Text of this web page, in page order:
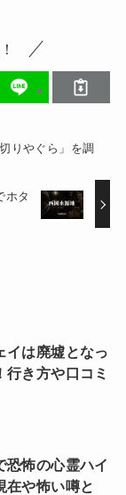
りやぐら」を調
ホタ
イは廃墟となっ
行き方や口コミ
恐怖の心霊ハイ
在や怖い噂と